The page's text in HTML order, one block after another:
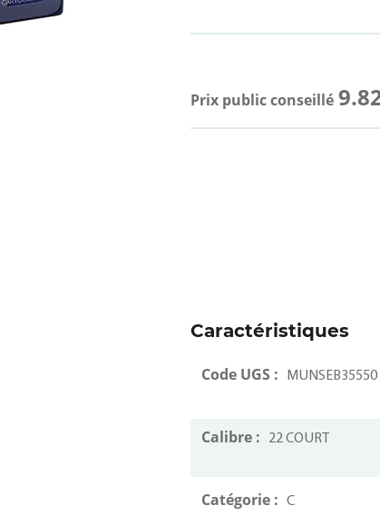
Prix public conseillé
Caractéristiques
Code UGS : MUNSEB35550
Calibre : 22 COURT
Catégorie : C